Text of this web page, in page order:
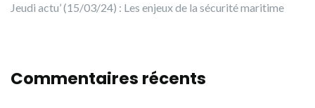
Jeudi actu’ (15/03/24) : Les enjeux de la sécurité maritime
Commentaires récents